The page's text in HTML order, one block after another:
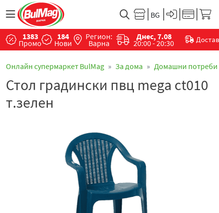
1383
Промо
184
Нови
Регион:
Варна
Днес, 7.08
20:00 - 20:30
Онлайн супермаркет BulMag За дома Домашни потреби
Стол градински пвц mega ct010
т.зелен